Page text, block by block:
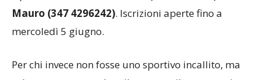
Per ulteriori informazioni e per iscriversi al torneo,
è possibile contattare
mercoledì 5 giugno.